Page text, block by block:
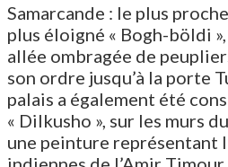
Samarcande : le plus
plus éloigné « Bogh-böldi
allée ombragée de
son ordre jusqu’à la porte
palais a également été
« Dilkusho », sur les murs
une peinture représentant